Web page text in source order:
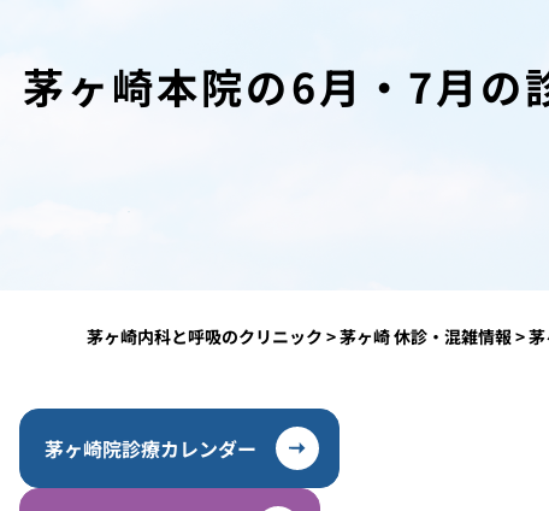
茅ヶ崎本院の6月・7月の
茅ヶ崎内科と呼吸のクリニック >茅ヶ崎 休診・混雑情報>
茅ヶ崎院診療カレンダー